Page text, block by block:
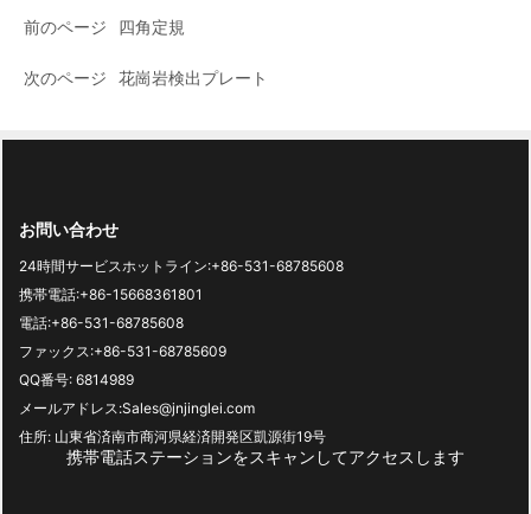
前のページ 四角定規
次のページ 花崗岩検出プレート
お問い合わせ
24時間サービスホットライン:+86-531-68785608
携帯電話:+86-15668361801
電話:+86-531-68785608
ファックス:+86-531-68785609
QQ番号: 6814989
メールアドレス:Sales@jnjinglei.com
住所: 山東省済南市商河県経済開発区凱源街19号
携帯電話ステーションをスキャンしてアクセスします